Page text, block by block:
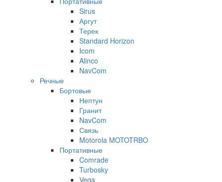
Sirus
Аргут
Терек
Standard Horizon
Icom
Alinco
NavCom
Речные
Бортовые
Нептун
Гранит
NavCom
Связь
Motorola MOTOTRBO
Портативные
Comrade
Turbosky
Vega